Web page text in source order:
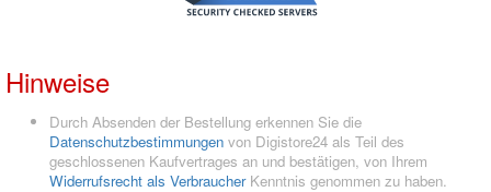
Hinweise
Durch Absenden der Bestellung erkennen Sie die
Datenschutzbestimmungen von Digistore24 als Teil des
geschlossenen Kaufvertrages an und bestätigen, von Ihrem
Widerrufsrecht als VerbraucherKenntnis genommen zu haben.